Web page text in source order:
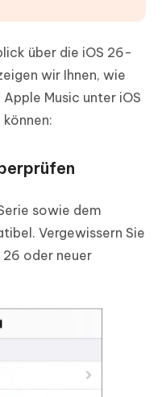
über die iOS 26-
wir Ihnen, wie
Music unter iOS
sowie dem
Vergewissern Sie
26 oder neuer